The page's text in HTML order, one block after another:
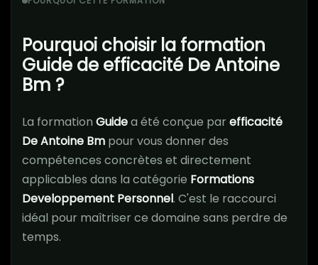
Pourquoi choisir la formation
Guide de efficacité De Antoine
Bm ?
La formation Guidea été conçue parefficacité
De Antoine Bm pour vous donner des
compétences concrètes et directement
applicables dans la catégorie Formations
Developpement Personnel. C'est le raccourci
idéal pour maîtriser ce domaine sans perdre de
temps.